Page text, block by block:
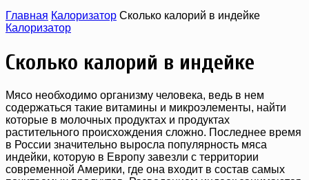
Главная Калоризатор Сколько калорий в индейке
Калоризатор
Сколько калорий в индейке
Мясо необходимо организму человека, ведь в нем
содержаться такие витамины и микроэлементы, найти
которые в молочных продуктах и продуктах
растительного происхождения сложно. Последнее время
в России значительно выросла популярность мяса
индейки, которую в Европу завезли с территории
современной Америки, где она входит в состав самых